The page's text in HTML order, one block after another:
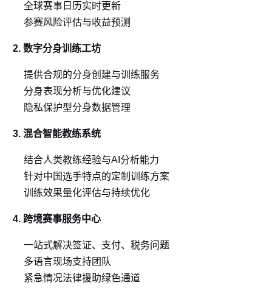
全球赛事日历实时更新
参赛风险评估与收益预测
2. 数字分身训练工坊
提供合规的分身创建与训练服务
分身表现分析与优化建议
隐私保护型分身数据管理
3. 混合智能教练系统
结合人类教练经验与AI分析能力
针对中国选手特点的定制训练方案
训练效果量化评估与持续优化
4. 跨境赛事服务中心
一站式解决签证、支付、税务问题
多语言现场支持团队
紧急情况法律援助绿色通道